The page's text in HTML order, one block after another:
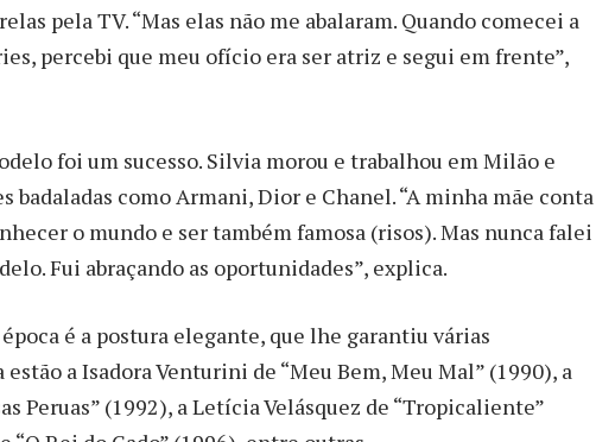
pela TV. “Mas elas não me abalaram. Quando comecei a
percebi que meu ofício era ser atriz e segui em frente”,
foi um sucesso. Silvia morou e trabalhou em Milão e
badaladas como Armani, Dior e Chanel. “A minha mãe conta
o mundo e ser também famosa (risos). Mas nunca falei
Fui abraçando as oportunidades”, explica.
é a postura elegante, que lhe garantiu várias
a Isadora Venturini de “Meu Bem, Meu Mal” (1990), a
Peruas” (1992), a Letícia Velásquez de “Tropicaliente”